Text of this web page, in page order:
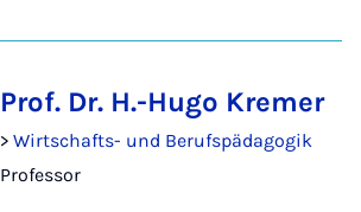
Prof. Dr. H.-Hugo Kremer
> Wirtschafts- und Berufspädagogik
Professor